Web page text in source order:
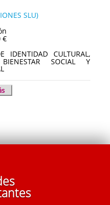
SLU)
€
IDENTIDAD CULTURAL,
SOCIAL Y